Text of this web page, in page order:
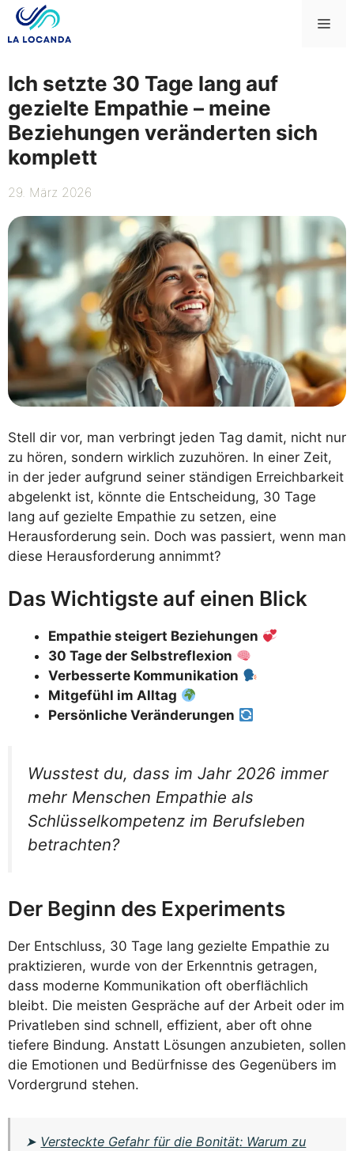
Zum
Inhalt
Ich setzte 30 Tage lang auf
gezielte Empathie – meine
Beziehungen veränderten sich
komplett
29. März 2026
Stell dir vor, man verbringt jeden Tag damit, nicht nur
zu hören, sondern wirklich zuzuhören. In einer Zeit,
in der jeder aufgrund seiner ständigen Erreichbarkeit
abgelenkt ist, könnte die Entscheidung, 30 Tage
lang auf gezielte Empathie zu setzen, eine
Herausforderung sein. Doch was passiert, wenn man
diese Herausforderung annimmt?
Das Wichtigste auf einen Blick
Empathie steigert Beziehungen
30 Tage der Selbstreflexion
Verbesserte Kommunikation
Mitgefühl im Alltag
Persönliche Veränderungen
Wusstest du, dass im Jahr 2026 immer
mehr Menschen Empathie als
Schlüsselkompetenz im Berufsleben
betrachten?
Der Beginn des Experiments
Der Entschluss, 30 Tage lang gezielte Empathie zu
praktizieren, wurde von der Erkenntnis getragen,
dass moderne Kommunikation oft oberflächlich
bleibt. Die meisten Gespräche auf der Arbeit oder im
Privatleben sind schnell, effizient, aber oft ohne
tiefere Bindung. Anstatt Lösungen anzubieten, sollen
die Emotionen und Bedürfnisse des Gegenübers im
Vordergrund stehen.
➤ Versteckte Gefahr für die Bonität: Warum zu